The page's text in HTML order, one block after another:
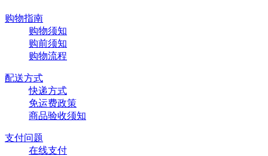
购物指南
购物须知
购前须知
购物流程
配送方式
快递方式
免运费政策
商品验收须知
支付问题
在线支付